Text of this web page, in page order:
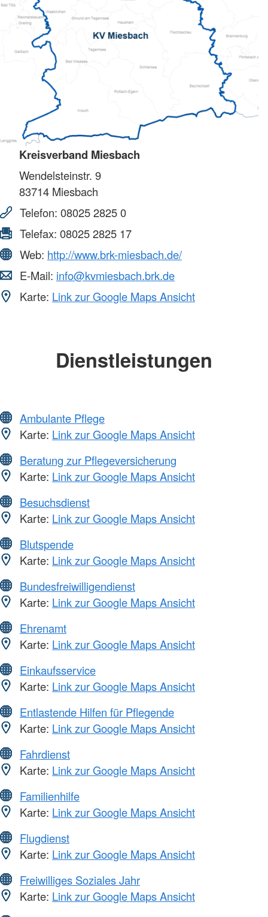
Kreisverband Miesbach
Wendelsteinstr. 9
83714 Miesbach
Telefon: 08025 2825 0
Telefax: 08025 2825 17
Web: http://www.brk-miesbach.de/
E-Mail: info@kvmiesbach.brk.de
Karte: Link zur Google Maps Ansicht
Dienstleistungen
Ambulante Pflege
Karte: Link zur Google Maps Ansicht
Beratung zur Pflegeversicherung
Karte: Link zur Google Maps Ansicht
Besuchsdienst
Karte: Link zur Google Maps Ansicht
Blutspende
Karte: Link zur Google Maps Ansicht
Bundesfreiwilligendienst
Karte: Link zur Google Maps Ansicht
Ehrenamt
Karte: Link zur Google Maps Ansicht
Einkaufsservice
Karte: Link zur Google Maps Ansicht
Entlastende Hilfen für Pflegende
Karte: Link zur Google Maps Ansicht
Fahrdienst
Karte: Link zur Google Maps Ansicht
Familienhilfe
Karte: Link zur Google Maps Ansicht
Flugdienst
Karte: Link zur Google Maps Ansicht
Freiwilliges Soziales Jahr
Karte: Link zur Google Maps Ansicht